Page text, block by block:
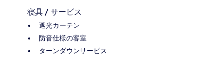
寝具 / サービス
遮光カーテン
防音仕様の客室
ターンダウンサービス